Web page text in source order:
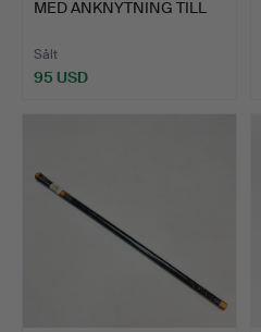
MED ANKNYTNING TILL
Sålt
95 USD